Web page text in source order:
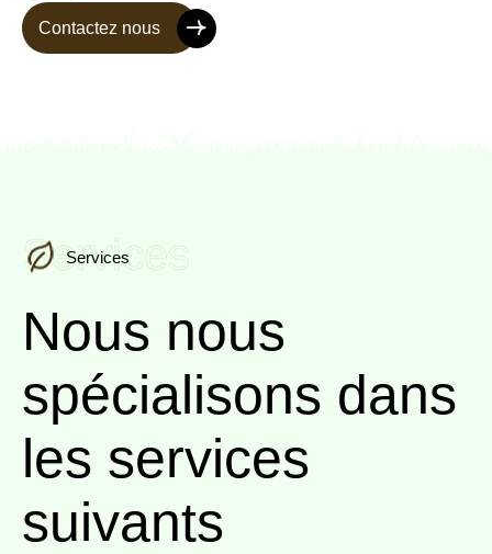
Contactez nous
Services
Services
Nous nous
spécialisons dans
les services
suivants